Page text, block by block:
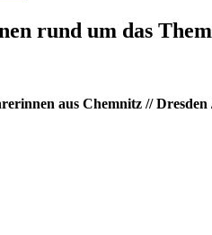
rund um das
aus Chemnitz // Dresden